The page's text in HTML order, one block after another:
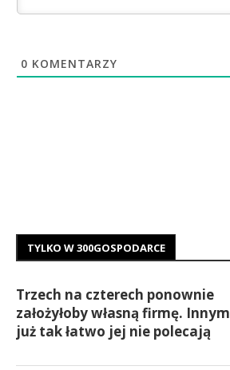
0 KOMENTARZY
TYLKO W 300GOSPODARCE
Trzech na czterech ponownie
założyłoby własną firmę. Innym
już tak łatwo jej nie polecają